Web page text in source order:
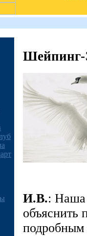
Шейпинг-
И.В.: Наша
объяснить
подробным